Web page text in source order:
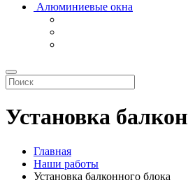
Алюминиевые окна
Установка
Главная
Наши работы
Установка балконного блока